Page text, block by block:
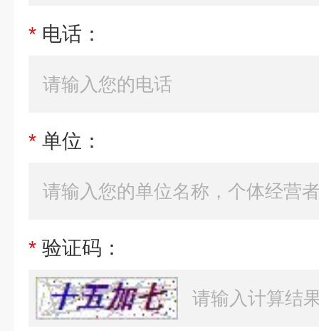
* 电话：
* 单位：
* 验证码：